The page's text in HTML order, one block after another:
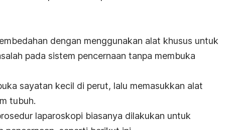
dengan menggunakan alat khusus untuk
pada sistem pencernaan tanpa membuka
sayatan kecil di perut, lalu memasukkan alat
tubuh.
laparoskopi biasanya dilakukan untuk